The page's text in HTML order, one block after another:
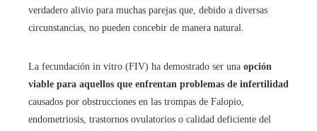
verdadero alivio para muchas parejas que, debido a diversas
circunstancias, no pueden concebir de manera natural.
La fecundación in vitro (FIV) ha demostrado ser una opción
viable para aquellos que enfrentan problemas de infertilidad
causados por obstrucciones en las trompas de Falopio,
endometriosis, trastornos ovulatorios o calidad deficiente del